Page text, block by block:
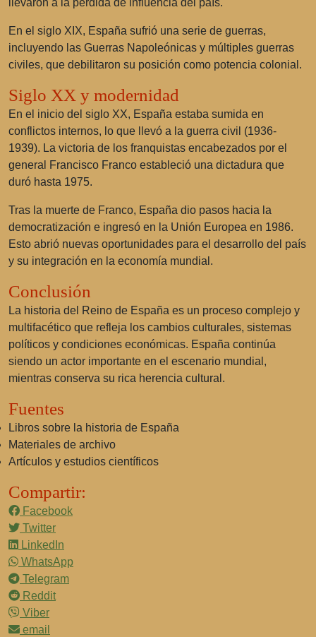
llevaron a la pérdida de influencia del país.
En el siglo XIX, España sufrió una serie de guerras,
incluyendo las Guerras Napoleónicas y múltiples guerras
civiles, que debilitaron su posición como potencia colonial.
Siglo XX y modernidad
En el inicio del siglo XX, España estaba sumida en
conflictos internos, lo que llevó a la guerra civil (1936-
1939). La victoria de los franquistas encabezados por el
general Francisco Franco estableció una dictadura que
duró hasta 1975.
Tras la muerte de Franco, España dio pasos hacia la
democratización e ingresó en la Unión Europea en 1986.
Esto abrió nuevas oportunidades para el desarrollo del país
y su integración en la economía mundial.
Conclusión
La historia del Reino de España es un proceso complejo y
multifacético que refleja los cambios culturales, sistemas
políticos y condiciones económicas. España continúa
siendo un actor importante en el escenario mundial,
mientras conserva su rica herencia cultural.
Fuentes
Libros sobre la historia de España
Materiales de archivo
Artículos y estudios científicos
Compartir:
Facebook
Twitter
LinkedIn
WhatsApp
Telegram
Reddit
Viber
email